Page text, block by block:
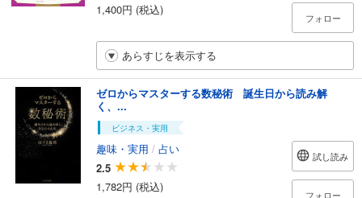
1,400円 (税込)
フォロー
あらすじを表示する
ゼロからマスターする数秘術 誕生日から読み解
く、...
ビジネス・実用
趣味・実用 / 占い
2.5
1,782円 (税込)
試し読み
フォロー